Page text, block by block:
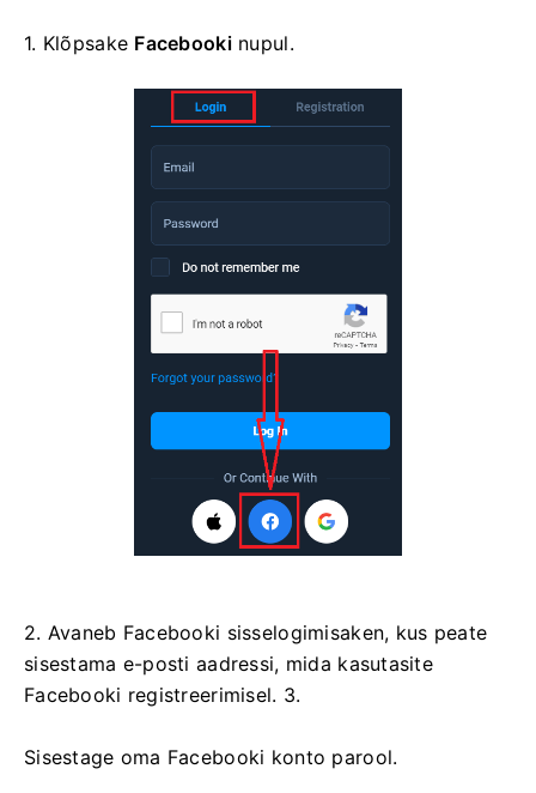
1. Klõpsake Facebookinupul.
2. Avaneb Facebooki sisselogimisaken, kus peate
sisestama e-posti aadressi, mida kasutasite
Facebooki registreerimisel. 3.
Sisestage oma Facebooki konto parool.